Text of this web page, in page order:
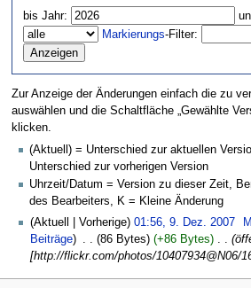
springen
springen
bis Jahr:
Markierungs-Filter:
Zur Anzeige der Änderungen einfach die zu
auswählen und die Schaltfläche „Gewählte
klicken.
(Aktuell) = Unterschied zur aktuellen
Unterschied zur vorherigen Version
Uhrzeit/Datum = Version zu dieser Zeit,
des Bearbeiters, K = Kleine Änderung
(Aktuell | Vorherige) 01:56, 9. Dez. 2007
Beiträge) . . (86 Bytes) (+86 Bytes)‎ . .
[http://flickr.com/photos/10407934@N06/